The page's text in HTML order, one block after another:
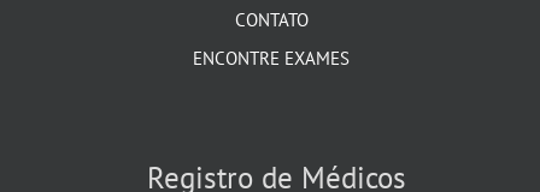
CONTATO
ENCONTRE EXAMES
Registro de Médicos